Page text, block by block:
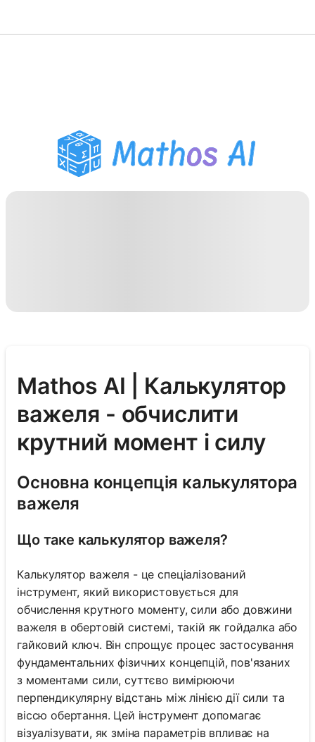
Помічник з домашнім
завданням PDF
Mathos AI | Калькулятор
важеля - обчислити
крутний момент і силу
Основна концепція калькулятора
важеля
Що таке калькулятор важеля?
Калькулятор важеля - це спеціалізований
інструмент, який використовується для
обчислення крутного моменту, сили або довжини
важеля в обертовій системі, такій як гойдалка або
гайковий ключ. Він спрощує процес застосування
фундаментальних фізичних концепцій, пов'язаних
з моментами сили, суттєво вимірюючи
перпендикулярну відстань між лінією дії сили та
віссю обертання. Цей інструмент допомагає
візуалізувати, як зміна параметрів впливає на